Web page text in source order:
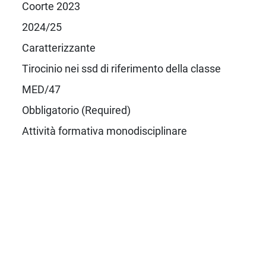
Coorte 2023
2024/25
Caratterizzante
Tirocinio nei ssd di riferimento della classe
MED/47
Obbligatorio (Required)
Attività formativa monodisciplinare